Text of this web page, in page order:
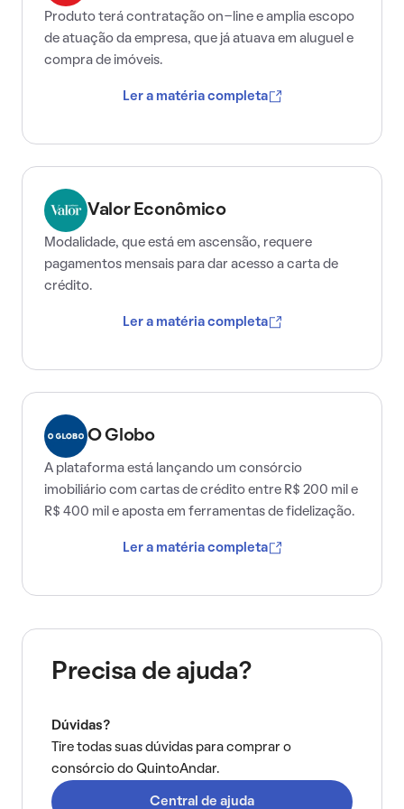
Produto terá contratação on-line e amplia escopo
de atuação da empresa, que já atuava em aluguel e
compra de imóveis.
Ler a matéria completa
Valor Econômico
Modalidade, que está em ascensão, requere
pagamentos mensais para dar acesso a carta de
crédito.
Ler a matéria completa
O Globo
A plataforma está lançando um consórcio
imobiliário com cartas de crédito entre R$ 200 mil e
R$ 400 mil e aposta em ferramentas de fidelização.
Ler a matéria completa
Precisa de ajuda?
Dúvidas?
Tire todas suas dúvidas para comprar o
consórcio do QuintoAndar.
Central de ajuda